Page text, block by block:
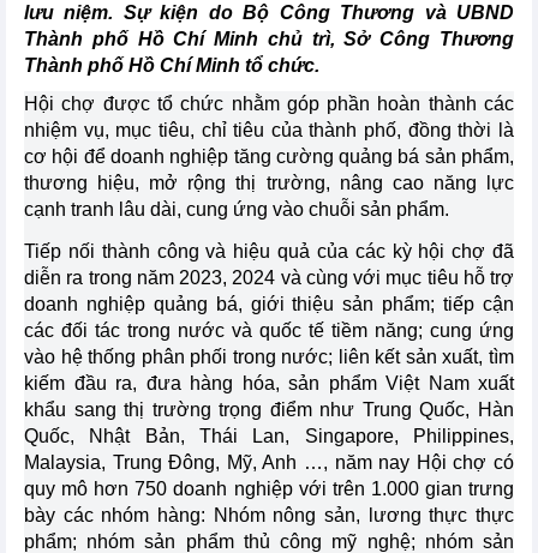
lưu niệm. Sự kiện do Bộ Công Thương và UBND
Thành phố Hồ Chí Minh chủ trì, Sở Công Thương
Thành phố Hồ Chí Minh tổ chức.
Hội chợ được tổ chức nhằm góp phần hoàn thành các
nhiệm vụ, mục tiêu, chỉ tiêu của thành phố, đồng thời là
cơ hội để doanh nghiệp tăng cường quảng bá sản phẩm,
thương hiệu, mở rộng thị trường, nâng cao năng lực
cạnh tranh lâu dài, cung ứng vào chuỗi sản phẩm.
Tiếp nối thành công và hiệu quả của các kỳ hội chợ đã
diễn ra trong năm 2023, 2024 và cùng với mục tiêu hỗ trợ
doanh nghiệp quảng bá, giới thiệu sản phẩm; tiếp cận
các đối tác trong nước và quốc tế tiềm năng; cung ứng
vào hệ thống phân phối trong nước; liên kết sản xuất, tìm
kiếm đầu ra, đưa hàng hóa, sản phẩm Việt Nam xuất
khẩu sang thị trường trọng điểm như Trung Quốc, Hàn
Quốc, Nhật Bản, Thái Lan, Singapore, Philippines,
Malaysia, Trung Đông, Mỹ, Anh …, năm nay Hội chợ có
quy mô hơn 750 doanh nghiệp với trên 1.000 gian trưng
bày các nhóm hàng: Nhóm nông sản, lương thực thực
phẩm; nhóm sản phẩm thủ công mỹ nghệ; nhóm sản